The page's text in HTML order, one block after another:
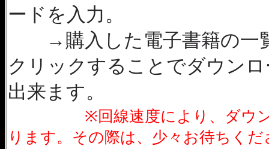
ードを入力。
→購入した電子書籍の一
クリックすることでダウン
出来ます。
※回線速度により、ダウ
ります。その際は、少々お待ちくだ